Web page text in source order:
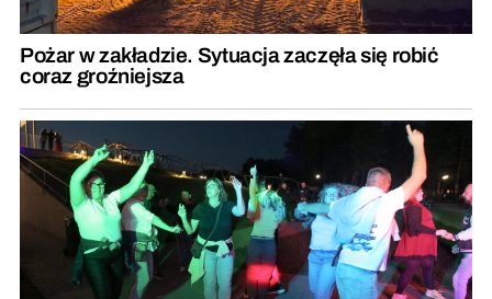
Pożar w zakładzie. Sytuacja zaczęła się robić
coraz groźniejsza